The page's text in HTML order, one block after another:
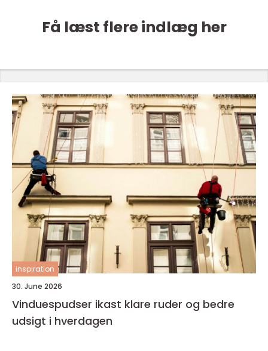
Få læst flere indlæg her
inspiration
30. June 2026
Vinduespudser ikast klare ruder og bedre
udsigt i hverdagen